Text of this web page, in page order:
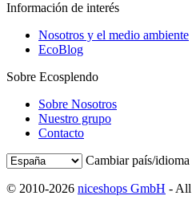
Información de interés
Nosotros y el medio ambiente
EcoBlog
Sobre Ecosplendo
Sobre Nosotros
Nuestro grupo
Contacto
Cambiar país/idioma
© 2010-2026 niceshops GmbH - All